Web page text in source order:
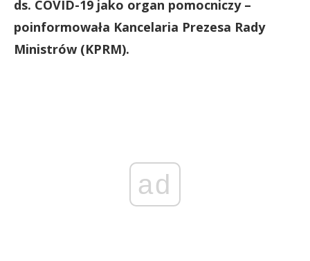
ds. COVID-19 jako organ pomocniczy –
poinformowała Kancelaria Prezesa Rady
Ministrów (KPRM).
ad